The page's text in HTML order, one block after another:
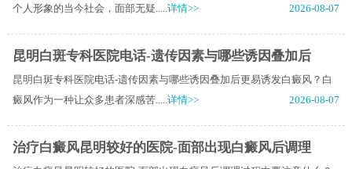
个人形象的当今社会，面部无疑.....详情>> 2026-08-07
昆明白斑专科医院电话-遗传因素与哪些诱因叠加后
昆明白斑专科医院电话-遗传因素与哪些诱因叠加后更易诱发白癜风？白
癜风作为一种让众多患者深感苦.....详情>> 2026-08-07
治疗白癜风昆明较好的医院-面部出现白癜风后调理